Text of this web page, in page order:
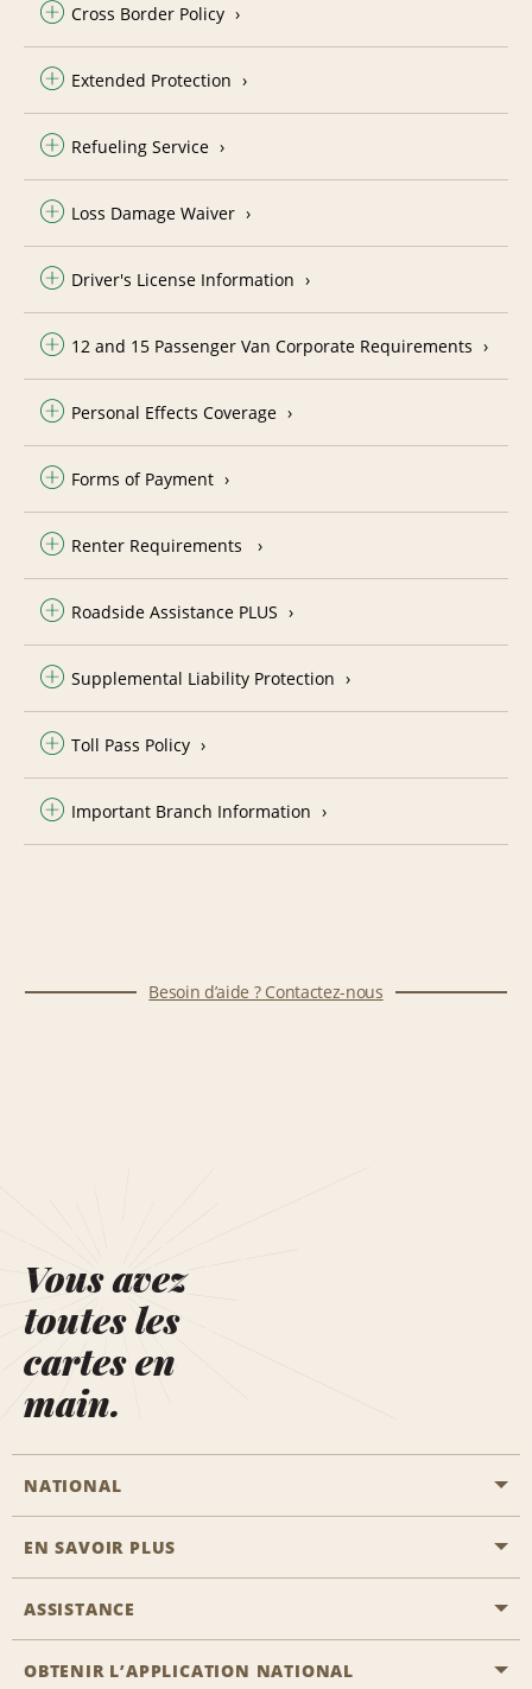
Cross Border Policy
Extended Protection
Refueling Service
Loss Damage Waiver
Driver's License Information
12 and 15 Passenger Van Corporate Requirements
Personal Effects Coverage
Forms of Payment
Renter Requirements
Roadside Assistance PLUS
Supplemental Liability Protection
Toll Pass Policy
Important Branch Information
Besoin d’aide ? Contactez-nous
Vous avez
toutes les
cartes en
main.
NATIONAL
Passer une réservation
Solutions pour les professionnels
EN SAVOIR PLUS
Carrière
ASSISTANCE
Accessibilité
OBTENIR L’APPLICATION NATIONAL